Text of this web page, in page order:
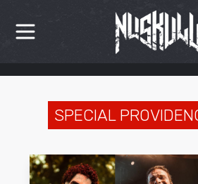
HÍREK
KRITIKÁK
INTERJÚK
SPECIAL